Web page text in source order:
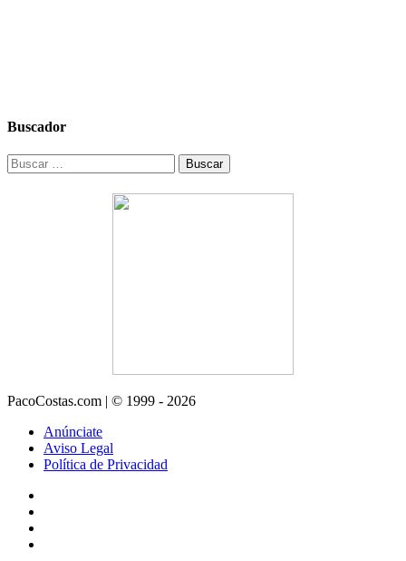
Buscador
Buscar:
PacoCostas.com | © 1999 - 2026
Anúnciate
Aviso Legal
Política de Privacidad